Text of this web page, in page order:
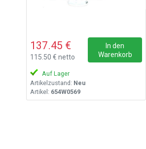
137.45 €
115.50 € netto
In den
Warenkorb
Auf Lager
Artikelzustand: Neu
Artikel: 654W0569